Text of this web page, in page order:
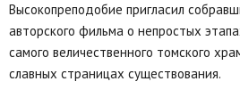
Высокопреподобие пригласил
авторского фильма о непростых
самого величественного томского
славных страницах существования.